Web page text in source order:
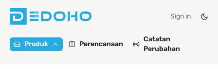
Sign in
Produk Perencanaan
Catatan
Perubahan